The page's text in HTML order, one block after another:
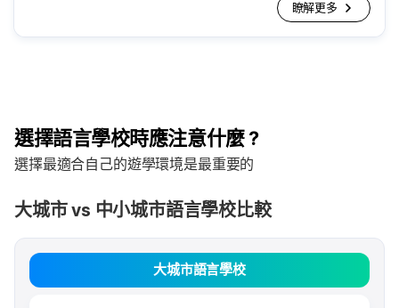
瞭解更多
選擇語言學校時應注意什麼？
選擇最適合自己的遊學環境是最重要的
大城市 vs 中小城市語言學校比較
大城市語言學校